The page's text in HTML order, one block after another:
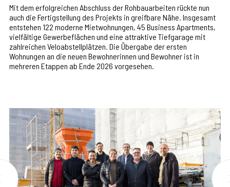
Mit dem erfolgreichen Abschluss der Rohbauarbeiten rückte nun
auch die Fertigstellung des Projekts in greifbare Nähe. Insgesamt
entstehen 122 moderne Mietwohnungen, 45 Business Apartments,
vielfältige Gewerbeflächen und eine attraktive Tiefgarage mit
zahlreichen Veloabstellplätzen. Die Übergabe der ersten
Wohnungen an die neuen Bewohnerinnen und Bewohner ist in
mehreren Etappen ab Ende 2026 vorgesehen.